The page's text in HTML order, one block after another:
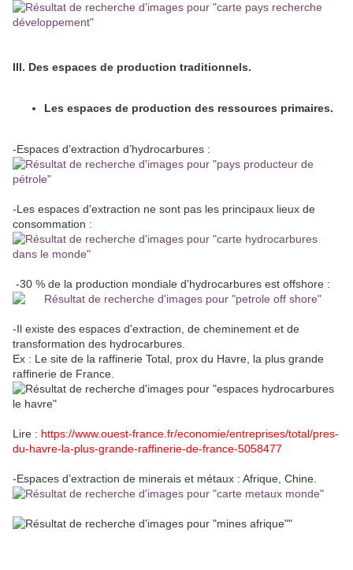
III. Des espaces de production traditionnels.
Les espaces de production des ressources primaires.
-Espaces d’extraction d’hydrocarbures :
-Les espaces d'extraction ne sont pas les principaux lieux de
consommation :
-30 % de la production mondiale d'hydrocarbures est offshore :
-Il existe des espaces d'extraction, de cheminement et de
transformation des hydrocarbures.
Ex : Le site de la raffinerie Total, prox du Havre, la plus grande
raffinerie de France.
Lire : https://www.ouest-france.fr/economie/entreprises/total/pres-
du-havre-la-plus-grande-raffinerie-de-france-5058477
-Espaces d’extraction de minerais et métaux : Afrique, Chine.